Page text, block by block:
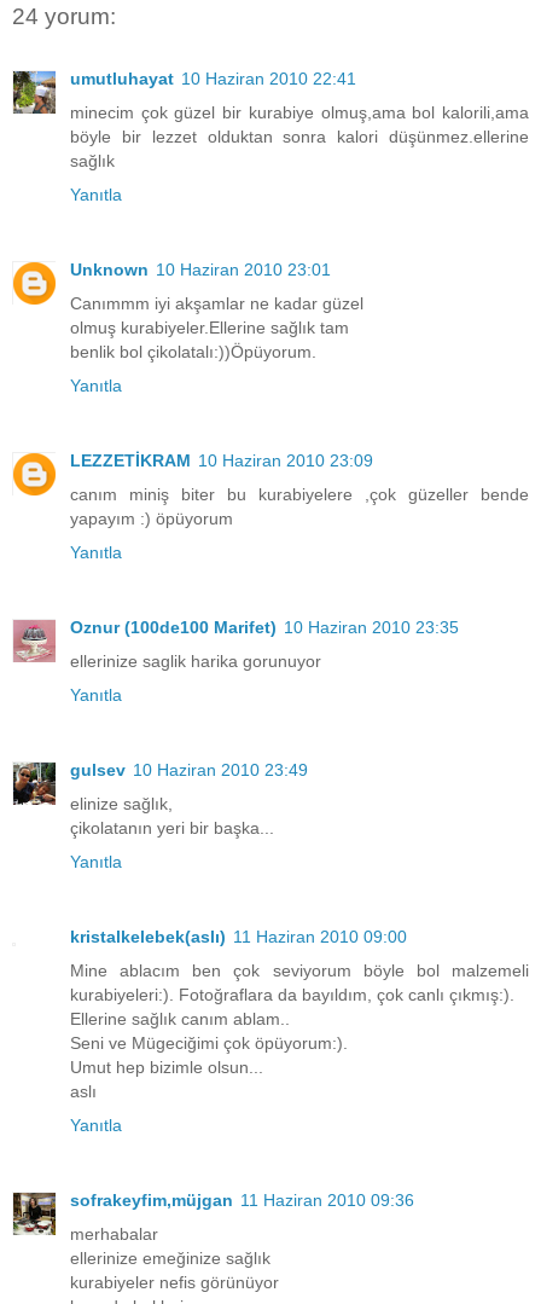
24 yorum:
umutluhayat 10 Haziran 2010 22:41
minecim çok güzel bir kurabiye olmuş,ama bol kalorili,ama
böyle bir lezzet olduktan sonra kalori düşünmez.ellerine
sağlık
Yanıtla
Unknown 10 Haziran 2010 23:01
Canımmm iyi akşamlar ne kadar güzel
olmuş kurabiyeler.Ellerine sağlık tam
benlik bol çikolatalı:))Öpüyorum.
Yanıtla
LEZZETİKRAM 10 Haziran 2010 23:09
canım miniş biter bu kurabiyelere ,çok güzeller bende
yapayım :) öpüyorum
Yanıtla
Oznur (100de100 Marifet) 10 Haziran 2010 23:35
ellerinize saglik harika gorunuyor
Yanıtla
gulsev 10 Haziran 2010 23:49
elinize sağlık,
çikolatanın yeri bir başka...
Yanıtla
kristalkelebek(aslı) 11 Haziran 2010 09:00
Mine ablacım ben çok seviyorum böyle bol malzemeli
kurabiyeleri:). Fotoğraflara da bayıldım, çok canlı çıkmış:).
Ellerine sağlık canım ablam..
Seni ve Mügeciğimi çok öpüyorum:).
Umut hep bizimle olsun...
aslı
Yanıtla
sofrakeyfim,müjgan 11 Haziran 2010 09:36
merhabalar
ellerinize emeğinize sağlık
kurabiyeler nefis görünüyor